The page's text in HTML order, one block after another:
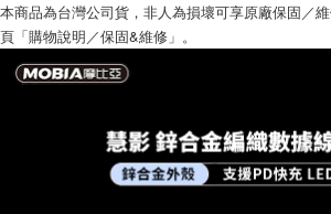
本商品為台灣公司貨，非人為損壞可享原廠保固／
頁「購物說明／保固&維修」。